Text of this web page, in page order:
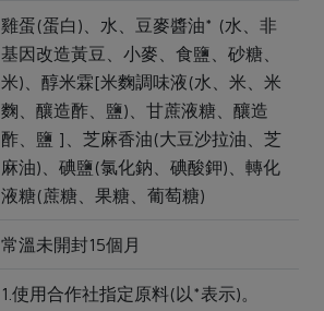
雞蛋(蛋白)、水、豆麥醬油* (水、非
基因改造黃豆、小麥、食鹽、砂糖、
米)、醇米霖[米麴調味液(水、米、米
麴、釀造酢、鹽)、甘蔗液糖、釀造
酢、鹽 ]、芝麻香油(大豆沙拉油、芝
麻油)、碘鹽(氯化鈉、碘酸鉀)、轉化
液糖(蔗糖、果糖、葡萄糖)
常溫未開封15個月
1.使用合作社指定原料(以*表示)。